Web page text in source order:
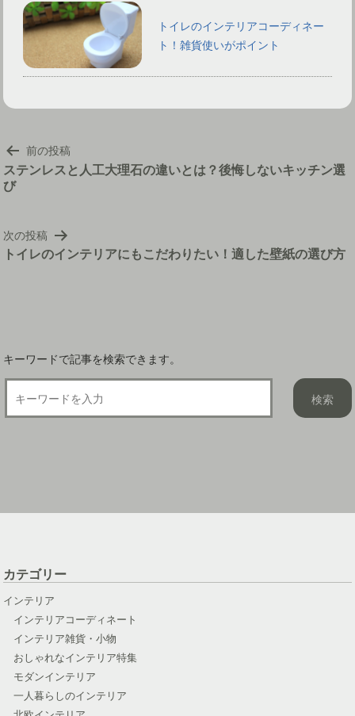
トイレのインテリアコーディネー
ト！雑貨使いがポイント
投
稿
ナ
ー
シ
前の投稿
ステンレスと人工大理石の違いとは？後悔しないキッチン選
び
次の投稿
トイレのインテリアにもこだわりたい！適した壁紙の選び方
キーワードで記事を検索できます。
カテゴリー
インテリア
インテリアコーディネート
インテリア雑貨・小物
おしゃれなインテリア特集
モダンインテリア
一人暮らしのインテリア